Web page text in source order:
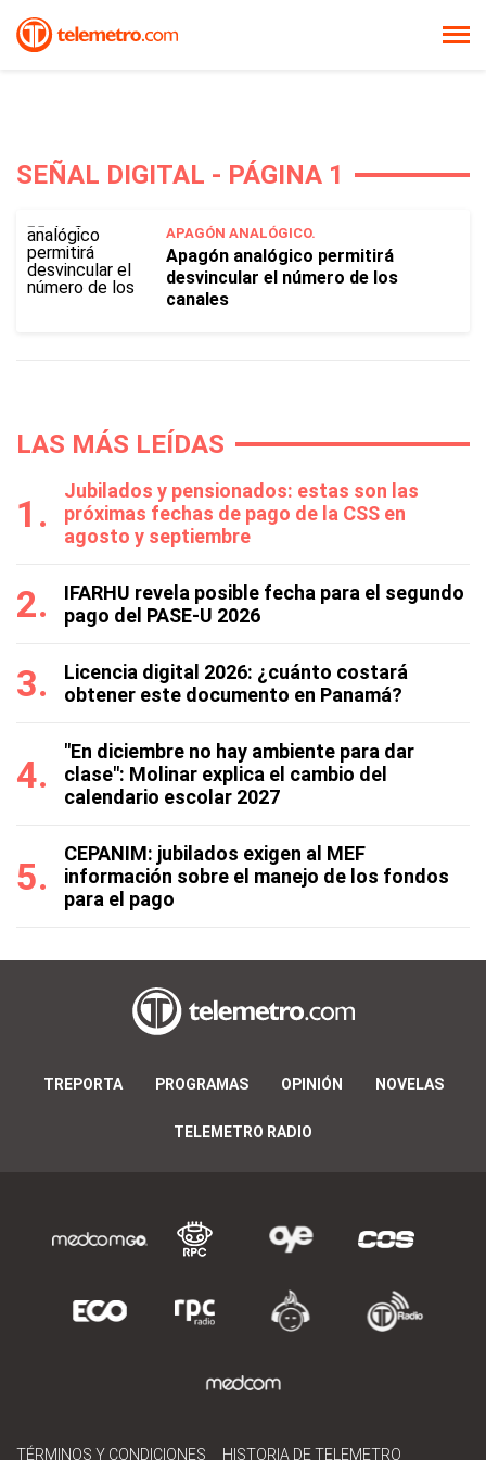
SEÑAL DIGITAL - PÁGINA 1
APAGÓN ANALÓGICO.
Apagón analógico permitirá
desvincular el número de los
canales
LAS MÁS LEÍDAS
Jubilados y pensionados: estas son las
próximas fechas de pago de la CSS en
agosto y septiembre
IFARHU revela posible fecha para el segundo
pago del PASE-U 2026
Licencia digital 2026: ¿cuánto costará
obtener este documento en Panamá?
"En diciembre no hay ambiente para dar
clase": Molinar explica el cambio del
calendario escolar 2027
CEPANIM: jubilados exigen al MEF
información sobre el manejo de los fondos
para el pago
TREPORTA PROGRAMAS OPINIÓN NOVELAS
TELEMETRO RADIO
TÉRMINOS Y CONDICIONES HISTORIA DE TELEMETRO